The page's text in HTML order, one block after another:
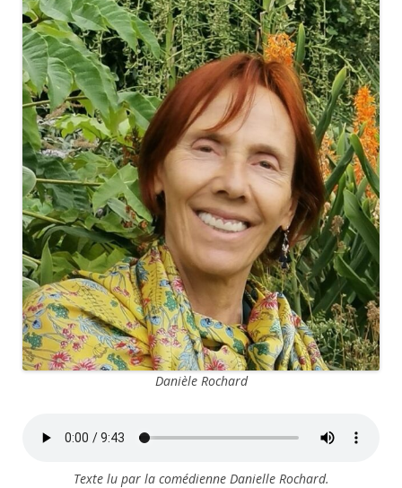
Danièle Rochard
Texte lu par la comédienne Danielle Rochard.